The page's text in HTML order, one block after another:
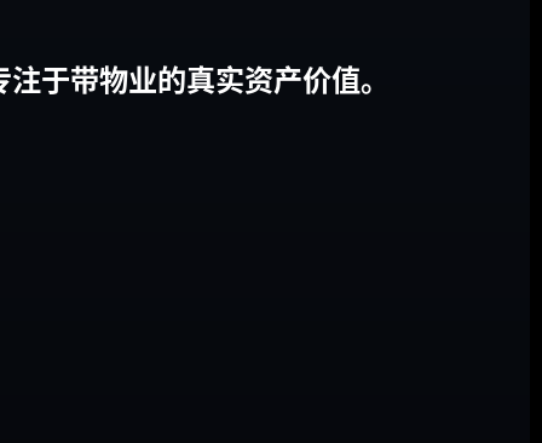
于带物业的真实资产价值。